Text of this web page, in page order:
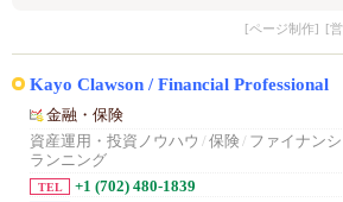
[ページ制作] [
Kayo Clawson / Financial Professional
金融・保険
資産運用・投資ノウハウ / 保険/ ファイナン
ランニング
TEL +1 (702) 480-1839